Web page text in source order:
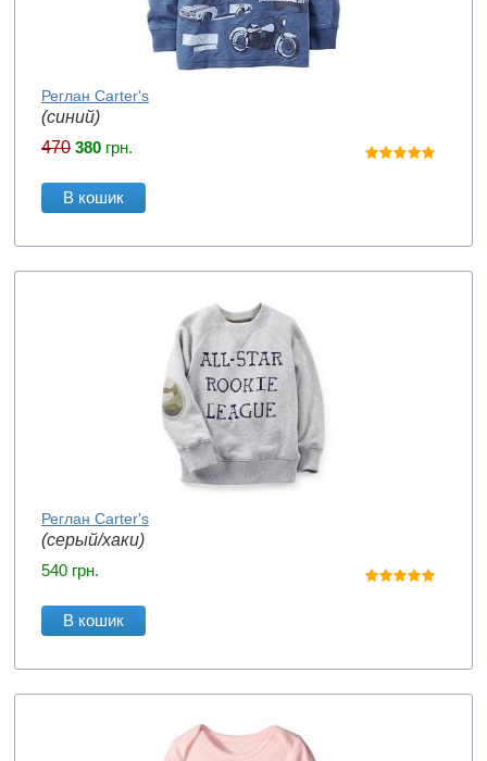
Реглан Carter's
(синий)
470 380 грн.
В кошик
Реглан Carter's
(серый/хаки)
540 грн.
В кошик